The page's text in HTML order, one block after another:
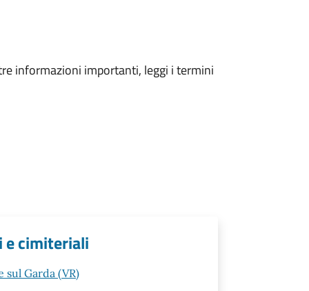
informazioni importanti, leggi i termini
e cimiteriali
sul Garda (VR)